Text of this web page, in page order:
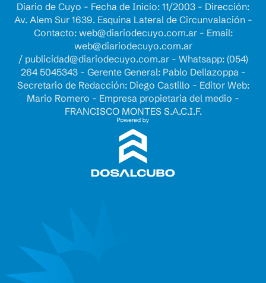
Diario de Cuyo - Fecha de Inicio: 11/2003 - Dirección:
Av. Alem Sur 1639. Esquina Lateral de Circunvalación -
Contacto: web@diariodecuyo.com.ar- Email:
web@diariodecuyo.com.ar
/ publicidad@diariodecuyo.com.ar- Whatsapp: (054)
264 5045343 - Gerente General: Pablo Dellazoppa -
Secretario de Redacción: Diego Castillo - Editor Web:
Mario Romero - Empresa propietaria del medio -
FRANCISCO MONTES S.A.C.I.F.